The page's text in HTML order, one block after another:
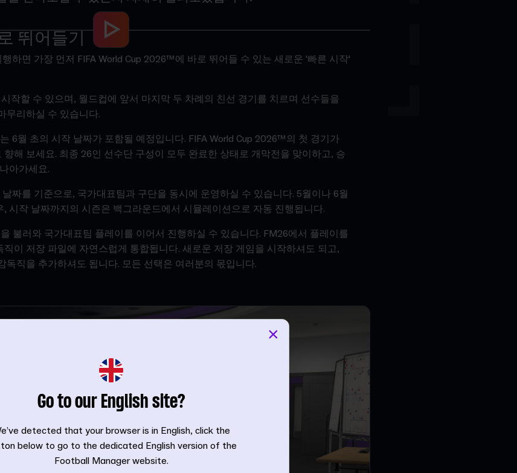
뛰어들기
하면 가장 먼저 FIFA World Cup 2026™에 바로 뛰어들 수 있는 새로운 '빠른 시작'
작할 수 있으며, 월드컵에 앞서 마지막 두 차례의 친선 경기를 치르며 선수들을
무리하실 수 있습니다.
6월 초의 시작 날짜가 포함될 예정입니다. FIFA World Cup 2026™의 첫 경기가
해 보세요. 최종 26인 선수단 구성이 모두 완료한 상태로 개막전을 맞이하고, 승
아가세요.
짜를 기준으로, 국가대표팀과 구단을 동시에 운영하실 수 있습니다. 5월이나 6월
시작 날짜까지의 시즌은 백그라운드에서 시뮬레이션으로 자동 진행됩니다.
불러와 국가대표팀 플레이를 이어서 진행하실 수 있습니다. FM26에서 플레이를
이 저장 파일에 자연스럽게 통합됩니다. 새로운 저장 게임을 시작하셔도 되고,
독직을 추가하셔도 됩니다. 모든 선택은 여러분의 몫입니다.
Go to our English site?
detected that your browser is in English, click the
below to go to the dedicated English version of the
Football Manager website.
×